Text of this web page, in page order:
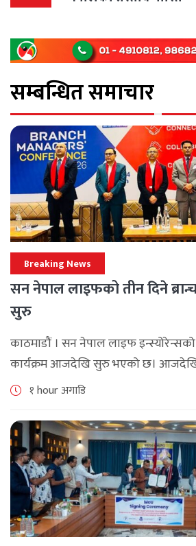
सम्बन्धित समाचार
Breaking News
सन नेपाल लाइफको तीन दिने
सुरु
काठमाडौं । सन नेपाल लाइफ इन्स्योरेन्सको
कार्यक्रम आजदेखि सुरु भएको छ।
ब्रान्च म्यानेजर कन्फ्रेन्स विभिन्न
१ hour अगाडि